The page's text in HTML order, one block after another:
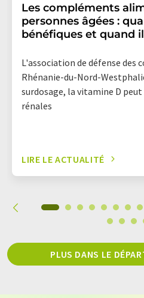
Les compléments
personnes âgées :
bénéfiques et quand
L'association de défense des
Rhénanie-du-Nord-
surdosage, la vitamine D
rénales
LIRE LE ACTUALITÉ
PLUS DANS LE